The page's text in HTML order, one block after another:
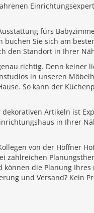
fürs
Sie sich am
den Standort in Ihrer
richtig. Denn
in unseren
So kann der
Artikeln ist
in Ihrer
von der Höffner
die Planung
und Versand? Kein